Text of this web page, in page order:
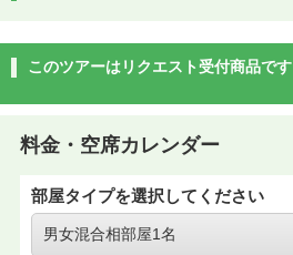
このツアーはリクエスト受付商品です
料金・空席カレンダー
部屋タイプを選択してください